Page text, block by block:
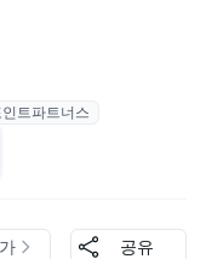
트파트너스
공유